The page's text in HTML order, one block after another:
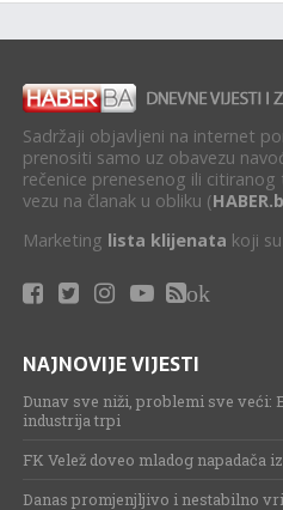
Sadržaji objavljeni na internet
prenositi samo uz obavezu
rečenice prenesenog ili
vezu na članak u obliku (
Marketing lista klijenata koji
ok
NAJNOVIJE VIJESTI
Dunav sve niži, problemi sve veći:
industrija trpi
FK Velež doveo mladog napadača
Danas promjenjljivo i nestabilno